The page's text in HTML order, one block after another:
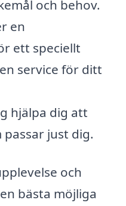
och behov.
en
ett speciellt
service för ditt
hjälpa dig att
just dig.
och
bästa möjliga